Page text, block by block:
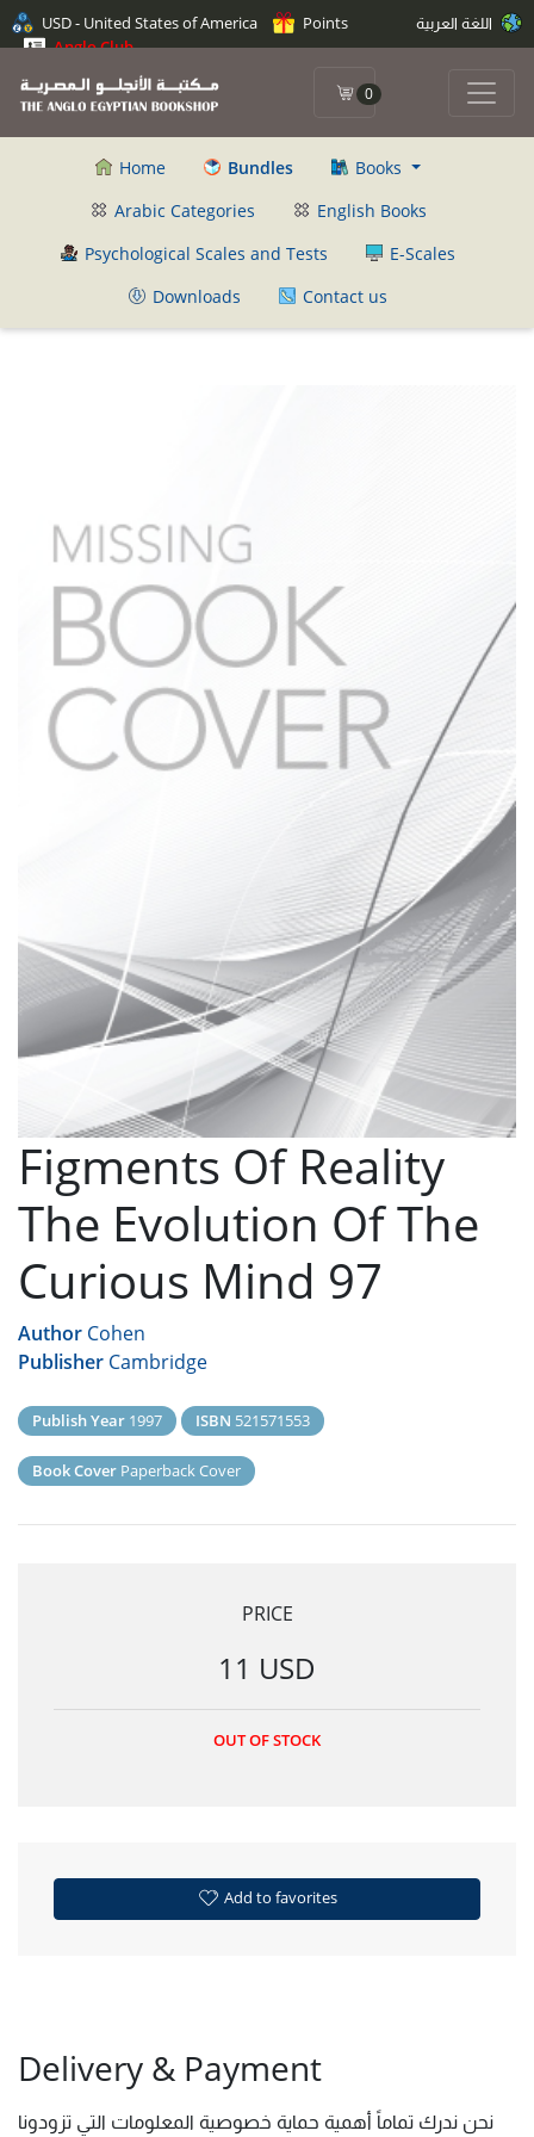
USD - United States of America
Points
Anglo Club
0
Home Bundles
Books
Arabic Categories
English Books
Psychological Scales and Tests
E-Scales
Downloads
Contact us
Figments Of Reality
The Evolution Of The
Curious Mind 97
Author Cohen
Publisher Cambridge
Publish Year 1997 ISBN 521571553
Book Cover Paperback Cover
PRICE
11 USD
OUT OF STOCK
Add to favorites
Delivery & Payment
نحن ندرك تماماً أهمية حماية خصوصية المعلومات التي تزودونا